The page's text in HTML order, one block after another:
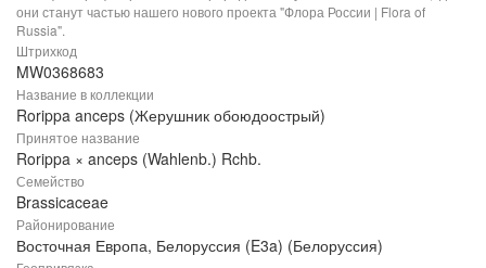
они станут частью нашего нового проекта "Флора России | Flora of
Russia".
Штрихкод
MW0368683
Название в коллекции
Rorippa anceps (Жерушник обоюдоострый)
Принятое название
Rorippa × anceps (Wahlenb.) Rchb.
Семейство
Brassicaceae
Районирование
Восточная Европа, Белоруссия (E3a) (Белоруссия)